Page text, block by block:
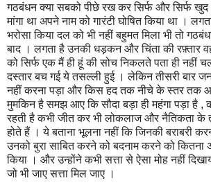
गठबंधन क्या सबको पीछे रख कर सिर्फ और सिर्फ
मांगा था अपने नाम को गारंटी घोषित किया था ।
भरोसा किया दल को भी नहीं बहुमत मिला भी तो
बाद । लगता है उनकी धड़कन और चिंता की रफ़्तार
को सिर्फ एक मैं ही हूं की सोच निकलते पता ही नहीं
दस्तार बच गई ये तसल्ली हुई । लेकिन तीसरी बार
नहीं करना पड़ा और किस हद तक नीचे के स्तर तक
मुमकिन है समझ आए कि सौदा बड़ा ही महंगा पड़ा है ,
रहती है कभी जीत कर भी लोकलाज और नैतिकता के
होते हैं । ये बताना भूलना नहीं कि जिनकी बराबरी
उनको बुरा साबित करने को बदनाम करने को
किया । और उन्होंने कभी सत्ता से ऐसा मोह नहीं
जो भी जाए सत्ता मिल जाए ।